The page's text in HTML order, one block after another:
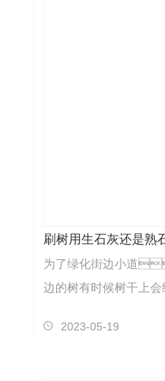
刷树用生石灰还是熟石
为了绿化街边小道
边的树有时候树干上
2023-05-19